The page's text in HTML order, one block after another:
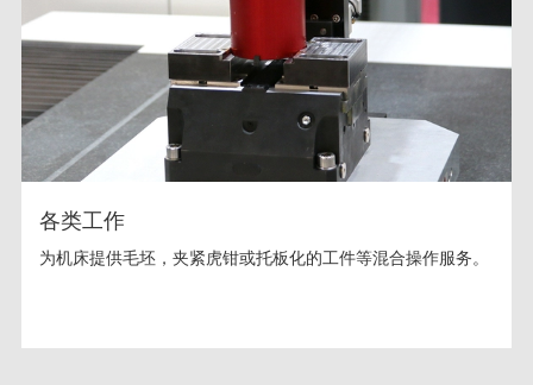
各类工作
为机床提供毛坯，夹紧虎钳或托板化的工件等混合操作服务。